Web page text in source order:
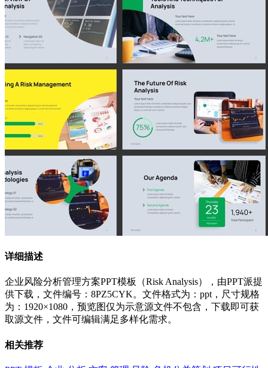
详细描述
企业风险分析管理方案PPT模板（Risk Analysis），由PPT派提
供下载，文件编号：8PZ5CYK。文件格式为：ppt，尺寸规格
为：1920×1080，预览图仅为示意源文件不包含，下载即可获
取源文件，文件可编辑满足多样化需求。
相关推荐